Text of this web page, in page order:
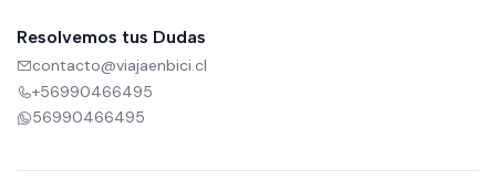
Resolvemos tus Dudas
contacto@viajaenbici.cl
+56990466495
56990466495